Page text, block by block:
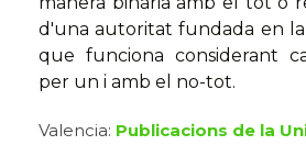
d'una autoritat fundada en la
que funciona considerant
per un i amb el no-tot.
Valencia: Publicacions de la